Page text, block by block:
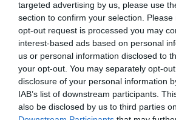
targeted advertising by us, please use
section to confirm your selection.
opt-out request is processed you may
interest-based ads based on personal
us or personal information disclosed to
your opt-out. You may separately opt-
disclosure of your personal information
IAB’s list of downstream participants.
also be disclosed by us to third parties
tinguem una dona
a un lloc de
S'hauria de reconèixer
Des de l'Observatori Dona vam